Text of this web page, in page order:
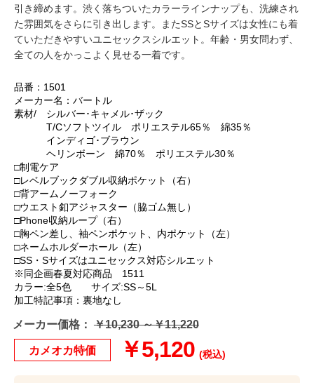
引き締めます。渋く落ちついたカラーラインナップも、洗練され
た雰囲気をさらに引き出します。またSSとSサイズは女性にも着
ていただきやすいユニセックスシルエット。年齢・男女問わず、
全ての人をかっこよく見せる一着です。
品番：1501
メーカー名：バートル
素材/ シルバー･キャメル･ザック
T/Cソフトツイル ポリエステル65％ 綿35％
インディゴ･ブラウン
ヘリンボーン 綿70％ ポリエステル30％
□制電ケア
□レベルブックダブル収納ポケット（右）
□背アームノーフォーク
□ウエスト釦アジャスター（脇ゴム無し）
□Phone収納ループ（右）
□胸ペン差し、袖ペンポケット、内ポケット（左）
□ネームホルダーホール（左）
□SS・Sサイズはユニセックス対応シルエット
※同企画春夏対応商品 1511
カラー:全5色 サイズ:SS～5L
加工特記事項：裏地なし
メーカー価格： ￥10,230 ～￥11,220
カメオカ特価 ￥5,120 (税込)